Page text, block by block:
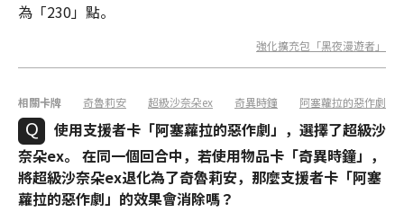
為「230」點。
強化擴充包「黑夜漫遊者」
相關卡牌 奇魯莉安 超級沙奈朵ex 奇異時鐘 阿塞蘿拉的惡作劇
使用支援者卡「阿塞蘿拉的惡作劇」，選擇了超級沙
奈朵ex。 在同一個回合中，若使用物品卡「奇異時鐘」，
將超級沙奈朵ex退化為了奇魯莉安，那麼支援者卡「阿塞
蘿拉的惡作劇」的效果會消除嗎？